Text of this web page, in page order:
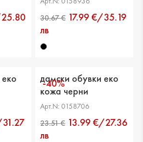
17.99 €/35.19
лв
-40%
дамски обувки еко
кожа черни
Арт.N: 0158706
13.99 €/27.36
лв